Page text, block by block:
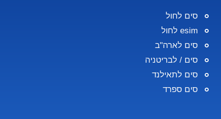
סים לחול
esim לחול
סים לארה"ב
סים / לבריטניה
סים לתאילנד
סים ספרד